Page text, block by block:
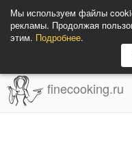
Мы используем файлы
рекламы. Продолжая
этим. Подробнее.
finecooking.ru